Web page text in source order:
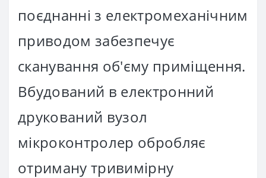
поєднанні з електромеханічним
приводом забезпечує
сканування об'єму приміщення.
Вбудований в електронний
друкований вузол
мікроконтролер обробляє
отриману тривимірну